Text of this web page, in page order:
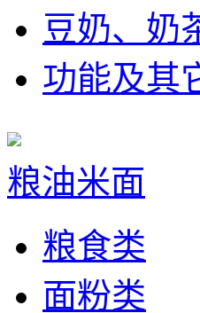
豆奶、奶
功能及其
粮油米面
粮食类
面粉类